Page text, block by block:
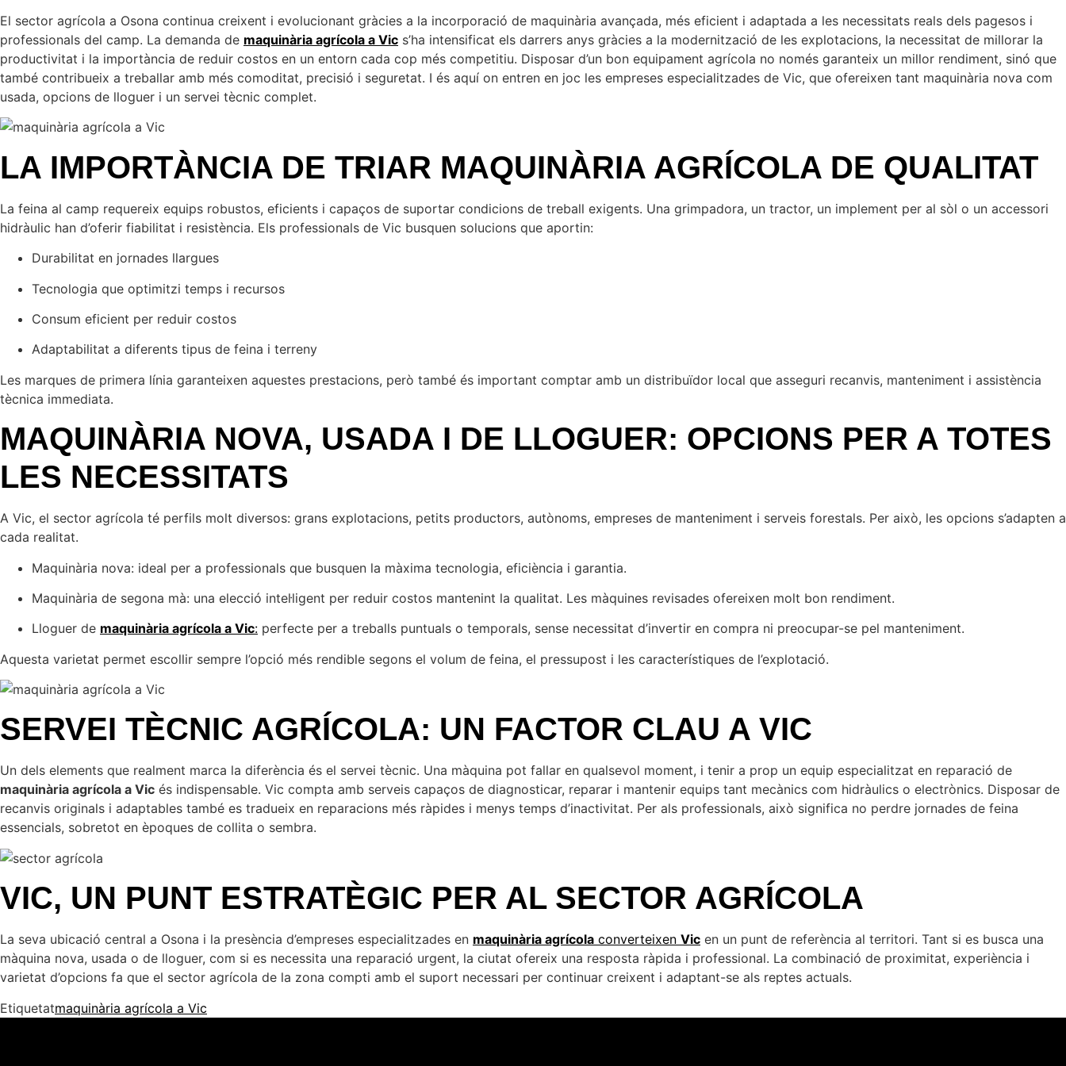
El sector agrícola a Osona continua creixent i evolucionant gràcies a la incorporació de maquinària avançada, més eficient i adaptada a les necessitats reals dels pagesos i
professionals del camp. La demanda de maquinària agrícola a Vic s’ha intensificat els darrers anys gràcies a la modernització de les explotacions, la necessitat de millorar la
productivitat i la importància de reduir costos en un entorn cada cop més competitiu. Disposar d’un bon equipament agrícola no només garanteix un millor rendiment, sinó que
també contribueix a treballar amb més comoditat, precisió i seguretat. I és aquí on entren en joc les empreses especialitzades de Vic, que ofereixen tant maquinària nova com
usada, opcions de lloguer i un servei tècnic complet.
LA IMPORTÀNCIA DE TRIAR MAQUINÀRIA AGRÍCOLA DE QUALITAT
La feina al camp requereix equips robustos, eficients i capaços de suportar condicions de treball exigents. Una grimpadora, un tractor, un implement per al sòl o un accessori
hidràulic han d’oferir fiabilitat i resistència. Els professionals de Vic busquen solucions que aportin:
Durabilitat en jornades llargues
Tecnologia que optimitzi temps i recursos
Consum eficient per reduir costos
Adaptabilitat a diferents tipus de feina i terreny
Les marques de primera línia garanteixen aquestes prestacions, però també és important comptar amb un distribuïdor local que asseguri recanvis, manteniment i assistència
tècnica immediata.
MAQUINÀRIA NOVA, USADA I DE LLOGUER: OPCIONS PER A TOTES
LES NECESSITATS
A Vic, el sector agrícola té perfils molt diversos: grans explotacions, petits productors, autònoms, empreses de manteniment i serveis forestals. Per això, les opcions s’adapten a
cada realitat.
Maquinària nova: ideal per a professionals que busquen la màxima tecnologia, eficiència i garantia.
Maquinària de segona mà: una elecció intel·ligent per reduir costos mantenint la qualitat. Les màquines revisades ofereixen molt bon rendiment.
Lloguer de maquinària agrícola a Vic: perfecte per a treballs puntuals o temporals, sense necessitat d’invertir en compra ni preocupar-se pel manteniment.
Aquesta varietat permet escollir sempre l’opció més rendible segons el volum de feina, el pressupost i les característiques de l’explotació.
SERVEI TÈCNIC AGRÍCOLA: UN FACTOR CLAU A VIC
Un dels elements que realment marca la diferència és el servei tècnic. Una màquina pot fallar en qualsevol moment, i tenir a prop un equip especialitzat en reparació de
maquinària agrícola a Vic és indispensable. Vic compta amb serveis capaços de diagnosticar, reparar i mantenir equips tant mecànics com hidràulics o electrònics. Disposar de
recanvis originals i adaptables també es tradueix en reparacions més ràpides i menys temps d’inactivitat. Per als professionals, això significa no perdre jornades de feina
essencials, sobretot en èpoques de collita o sembra.
VIC, UN PUNT ESTRATÈGIC PER AL SECTOR AGRÍCOLA
La seva ubicació central a Osona i la presència d’empreses especialitzades en maquinària agrícola converteixen Vic en un punt de referència al territori. Tant si es busca una
màquina nova, usada o de lloguer, com si es necessita una reparació urgent, la ciutat ofereix una resposta ràpida i professional. La combinació de proximitat, experiència i
varietat d’opcions fa que el sector agrícola de la zona compti amb el suport necessari per continuar creixent i adaptant-se als reptes actuals.
Etiquetatmaquinària agrícola a Vic